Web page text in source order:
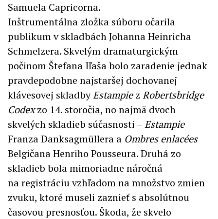
Samuela Capricorna.
Inštrumentálna zložka súboru očarila
publikum v skladbách Johanna Heinricha
Schmelzera. Skvelým dramaturgickým
počinom Štefana Iľaša bolo zaradenie jednak
pravdepodobne najstaršej dochovanej
klávesovej skladbyEstampiez Robertsbridge
Codexzo 14. storočia, no najmä dvoch
skvelých skladieb súčasnosti –Estampie
Franza Danksagmüllera a Ombres enlacées
Belgičana Henriho Pousseura. Druhá zo
skladieb bola mimoriadne náročná
na registráciu vzhľadom na množstvo zmien
zvuku, ktoré museli zaznieť s absolútnou
časovou presnosťou. Škoda, že skvelo